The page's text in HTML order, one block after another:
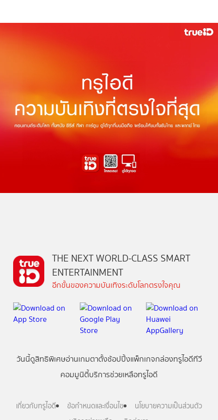
THE NEXT WORLD-CLASS SMART
ENTERTAINMENT
อีกขั้นของความบันเทิงระดับโลกตรงใจคุณ
วันนี้ดูสิทธิพิเศษอ่านเกมตาตั้งช้อปปิ้งแพ็กเกจกล่องทรูไอดีทีวี
คอมมูนิตี้บริการช่วยเหลือทรูไอดี
เกี่ยวกับทรูไอดี ข้อกำหนดและเงื่อนไข
นโยบายความเป็นส่วนตัว